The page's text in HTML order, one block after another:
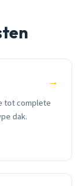
→
tot complete
dak.